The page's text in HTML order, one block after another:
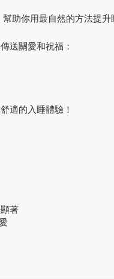
助你用最自然的方法提
送關愛和祝福：
適的入睡體驗！
著